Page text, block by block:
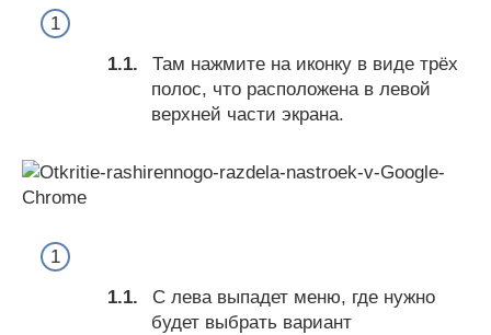
Там нажмите на иконку в виде трёх
полос, что расположена в левой
верхней части экрана.
С лева выпадет меню, где нужно
будет выбрать вариант